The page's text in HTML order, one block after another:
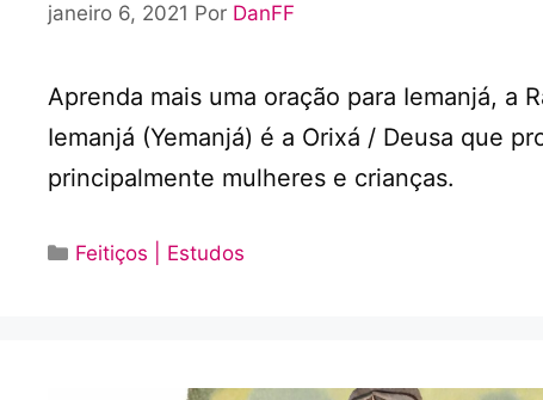
janeiro 6, 2021 Por DanFF
Aprenda mais uma oração para Iemanjá, a
Iemanjá (Yemanjá) é a Orixá / Deusa que
principalmente mulheres e crianças.
Categorias
Feitiços | Estudos